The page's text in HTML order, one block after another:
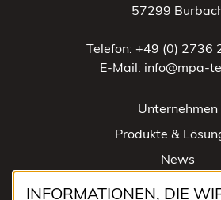
57299
Telefon: +49 (0) 2736
E-Mail: info@mpa-
Unternehmen
Produkte &
News
Kontakt
INFORMATIONEN, DIE